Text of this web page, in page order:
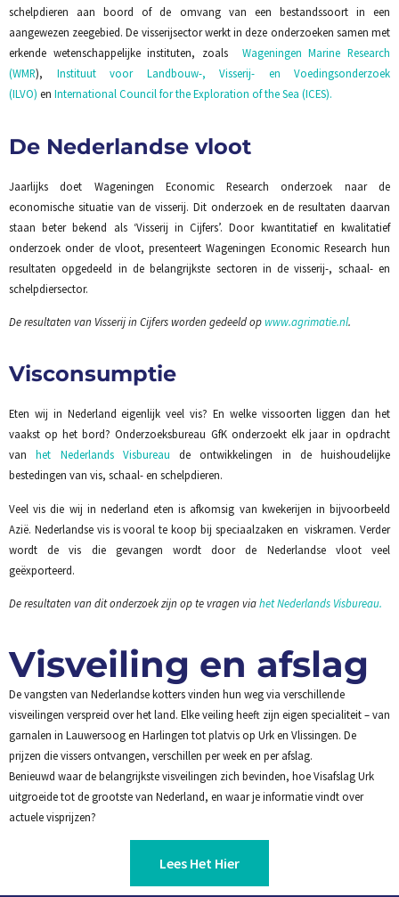
schelpdieren aan boord of de omvang van een bestandssoort in een
aangewezen zeegebied. De visserijsector werkt in deze onderzoeken samen met
erkende wetenschappelijke instituten, zoals
Wageningen Marine Research
(WMR), Instituut voor Landbouw-, Visserij- en Voedingsonderzoek
(ILVO) en International Council for the Exploration of the Sea (ICES).
De Nederlandse vloot
Jaarlijks doet Wageningen Economic Research onderzoek naar de
economische situatie van de visserij. Dit onderzoek en de resultaten daarvan
staan beter bekend als ‘Visserij in Cijfers’. Door kwantitatief en kwalitatief
onderzoek onder de vloot, presenteert Wageningen Economic Research hun
resultaten opgedeeld in de belangrijkste sectoren in de visserij-, schaal- en
schelpdiersector.
De resultaten van Visserij in Cijfers worden gedeeld op www.agrimatie.nl.
Visconsumptie
Eten wij in Nederland eigenlijk veel vis? En welke vissoorten liggen dan het
vaakst op het bord? Onderzoeksbureau GfK onderzoekt elk jaar in opdracht
vanhet Nederlands Visbureau de ontwikkelingen in de huishoudelijke
bestedingen van vis, schaal- en schelpdieren.
Veel vis die wij in nederland eten is afkomsig van kwekerijen in bijvoorbeeld
Azië. Nederlandse vis is vooral te koop bij speciaalzaken en viskramen. Verder
wordt de vis die gevangen wordt door de Nederlandse vloot veel
geëxporteerd.
De resultaten van dit onderzoek zijn op te vragen viahet Nederlands Visbureau.
Visveiling en afslag
De vangsten van Nederlandse kotters vinden hun weg via verschillende
visveilingen verspreid over het land. Elke veiling heeft zijn eigen specialiteit – van
garnalen in Lauwersoog en Harlingen tot platvis op Urk en Vlissingen. De
prijzen die vissers ontvangen, verschillen per week en per afslag.
Benieuwd waar de belangrijkste visveilingen zich bevinden, hoe Visafslag Urk
uitgroeide tot de grootste van Nederland, en waar je informatie vindt over
actuele visprijzen?
Lees Het Hier